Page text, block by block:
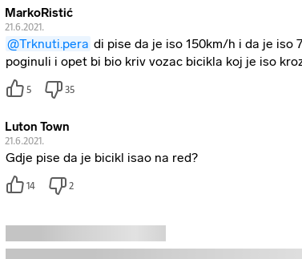
MarkoRistić
21.6.2021.
@Trknuti.pera di pise da je iso 150km/h i da je iso
poginuli i opet bi bio kriv vozac bicikla koj je iso
5 35
Luton Town
21.6.2021.
Gdje pise da je bicikl isao na red?
14 2